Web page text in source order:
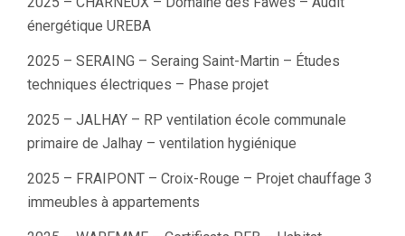
énergétique UREBA
2025 – SERAING – Seraing Saint-Martin – Études
techniques électriques – Phase projet
2025 – JALHAY – RP ventilation école communale
primaire de Jalhay – ventilation hygiénique
2025 – FRAIPONT – Croix-Rouge – Projet chauffage 3
immeubles à appartements